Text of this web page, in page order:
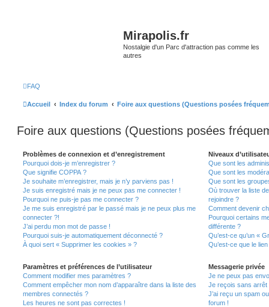
Mirapolis.fr
Nostalgie d'un Parc d'attraction pas comme les
autres
FAQ
Accueil Index du forum Foire aux questions (Questions posées
Foire aux questions (Questions posées
Problèmes de connexion et d’enregistrement
Pourquoi dois-je m’enregistrer ?
Que signifie COPPA ?
Je souhaite m’enregistrer, mais je n’y parviens pas !
Je suis enregistré mais je ne peux pas me connecter !
Pourquoi ne puis-je pas me connecter ?
Je me suis enregistré par le passé mais je ne peux plus me
connecter ?!
J’ai perdu mon mot de passe !
Pourquoi suis-je automatiquement déconnecté ?
À quoi sert « Supprimer les cookies » ?
Paramètres et préférences de l’utilisateur
Comment modifier mes paramètres ?
Comment empêcher mon nom d’apparaître dans la liste des
membres connectés ?
Les heures ne sont pas correctes !
Niveaux
Que sont les
Que sont les
Que sont les
Où trouver la liste
rejoindre ?
Comment devenir
Pourquoi certains
différente ?
Qu’est-ce qu’un «
Qu’est-ce que le
Messagerie privée
Je ne peux pas
Je reçois sans arrêt
J’ai reçu un spam
forum !